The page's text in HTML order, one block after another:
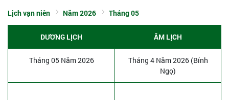
Lịch vạn niên Năm 2026 Tháng 05
DƯƠNG LỊCH ÂM LỊCH
Tháng 05 Năm 2026
Tháng 4 Năm 2026 (Bính
Ngọ)